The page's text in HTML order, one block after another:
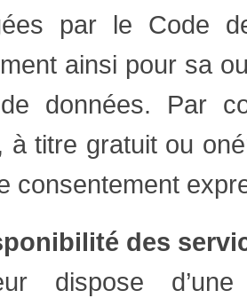
par le Code
ainsi pour sa
données. Par
à titre gratuit ou
consentement
des
dispose